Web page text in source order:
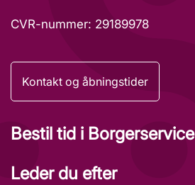
CVR-nummer: 29189978
Kontakt og åbningstider
Bestil tid i Borgerservice
Leder du efter